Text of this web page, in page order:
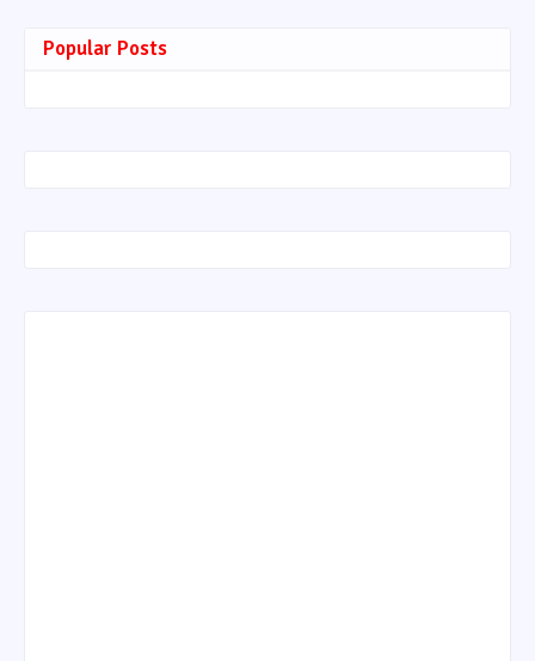
Popular Posts